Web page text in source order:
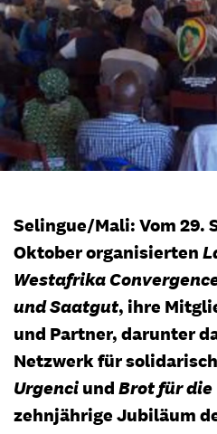
Selingue/Mali: Vom 29.
Oktober organisierten
Westafrika
und Saatgut, ihre
und Partner, darunter
Netzwerk für
UrgenciundBrot für die
zehnjährige Jubiläum